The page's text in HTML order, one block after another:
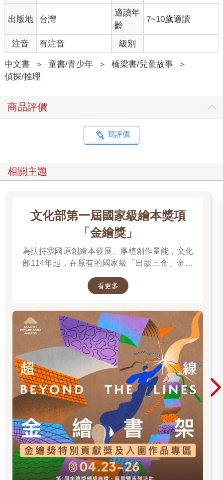
出版地 台灣
適讀年
齡
7~10歲適讀
注音 有注音 級別
中文書 ＞ 童書/青少年 ＞ 橋梁書/兒童故事
＞
偵探/推理
商品評價
寫評價
相關主題
文化部第一屆國家級繪本獎項
「金繪獎」
為扶持我國原創繪本發展、厚植創作量能，文化
部114年起，在原有的國家級「出版三金」金鼎
促進台灣圖文出版的多元發展。獎項分為「特別
「跨域應用獎」、「年度繪本獎」，以及「金繪
大獎」。
看更多